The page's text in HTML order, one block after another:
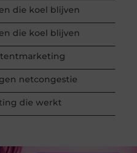
die koel blijven
die koel blijven
netcongestie
die werkt